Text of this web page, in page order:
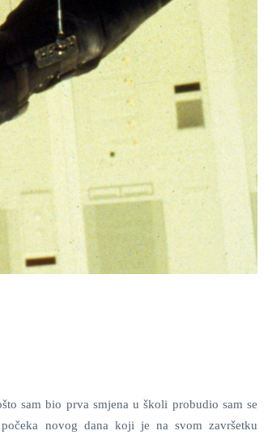
sam bio prva smjena u školi probudio sam se
novog dana koji je na svom završetku